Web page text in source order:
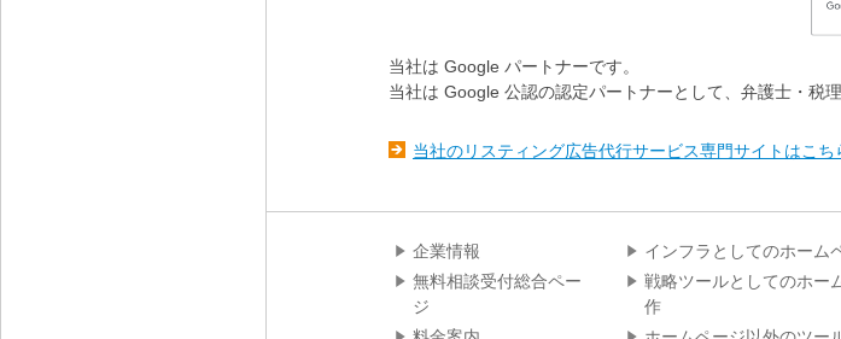
当社は Google パートナーです。
当社は Google 公認の認定パートナーとして、弁護士・税
当社のリスティング広告代行サービス専門サイトはこち
企業情報
無料相談受付総合ペー
ジ
インフラとしてのホーム
戦略ツールとしてのホー
作